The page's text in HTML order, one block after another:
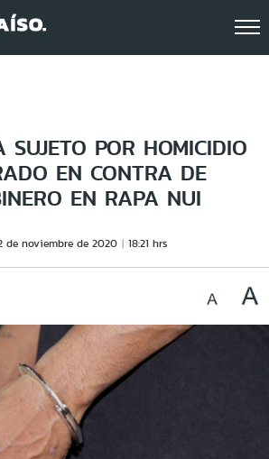
SUJETO POR HOMICIDIO
EN CONTRA DE
EN RAPA NUI
de noviembre de 2020 18:21 hrs